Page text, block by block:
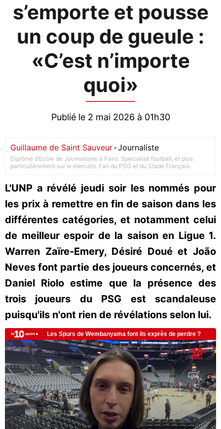
s’emporte et pousse
un coup de gueule :
«C’est n’importe
quoi»
Publié le 2 mai 2026 à 01h30
Guillaume de Saint Sauveur-Journaliste
Diplômé d’Ecole de Journalisme à Paris. Spécialisé football, et plus
particulièrement sur le mercato. Fan du PSG et du Stade Français.
L'UNP a révélé jeudi soir les nommés pour
les prix à remettre en fin de saison dans les
différentes catégories, et notamment celui
de meilleur espoir de la saison en Ligue 1.
Warren Zaïre-Emery, Désiré Doué et João
Neves font partie des joueurs concernés, et
Daniel Riolo estime que la présence des
trois joueurs du PSG est scandaleuse
puisqu'ils n'ont rien de révélations selon lui.